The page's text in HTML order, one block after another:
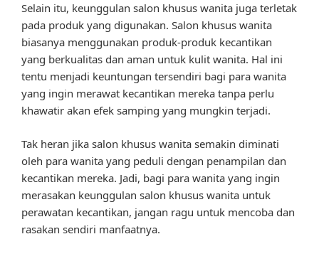
Selain itu, keunggulan salon khusus wanita juga terletak
pada produk yang digunakan. Salon khusus wanita
biasanya menggunakan produk-produk kecantikan
yang berkualitas dan aman untuk kulit wanita. Hal ini
tentu menjadi keuntungan tersendiri bagi para wanita
yang ingin merawat kecantikan mereka tanpa perlu
khawatir akan efek samping yang mungkin terjadi.
Tak heran jika salon khusus wanita semakin diminati
oleh para wanita yang peduli dengan penampilan dan
kecantikan mereka. Jadi, bagi para wanita yang ingin
merasakan keunggulan salon khusus wanita untuk
perawatan kecantikan, jangan ragu untuk mencoba dan
rasakan sendiri manfaatnya.